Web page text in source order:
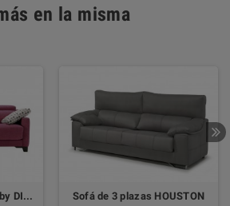
en la misma
Sofá de 3 Plazas GINO by DIVANI Sofá de 3 plazas HOUSTON